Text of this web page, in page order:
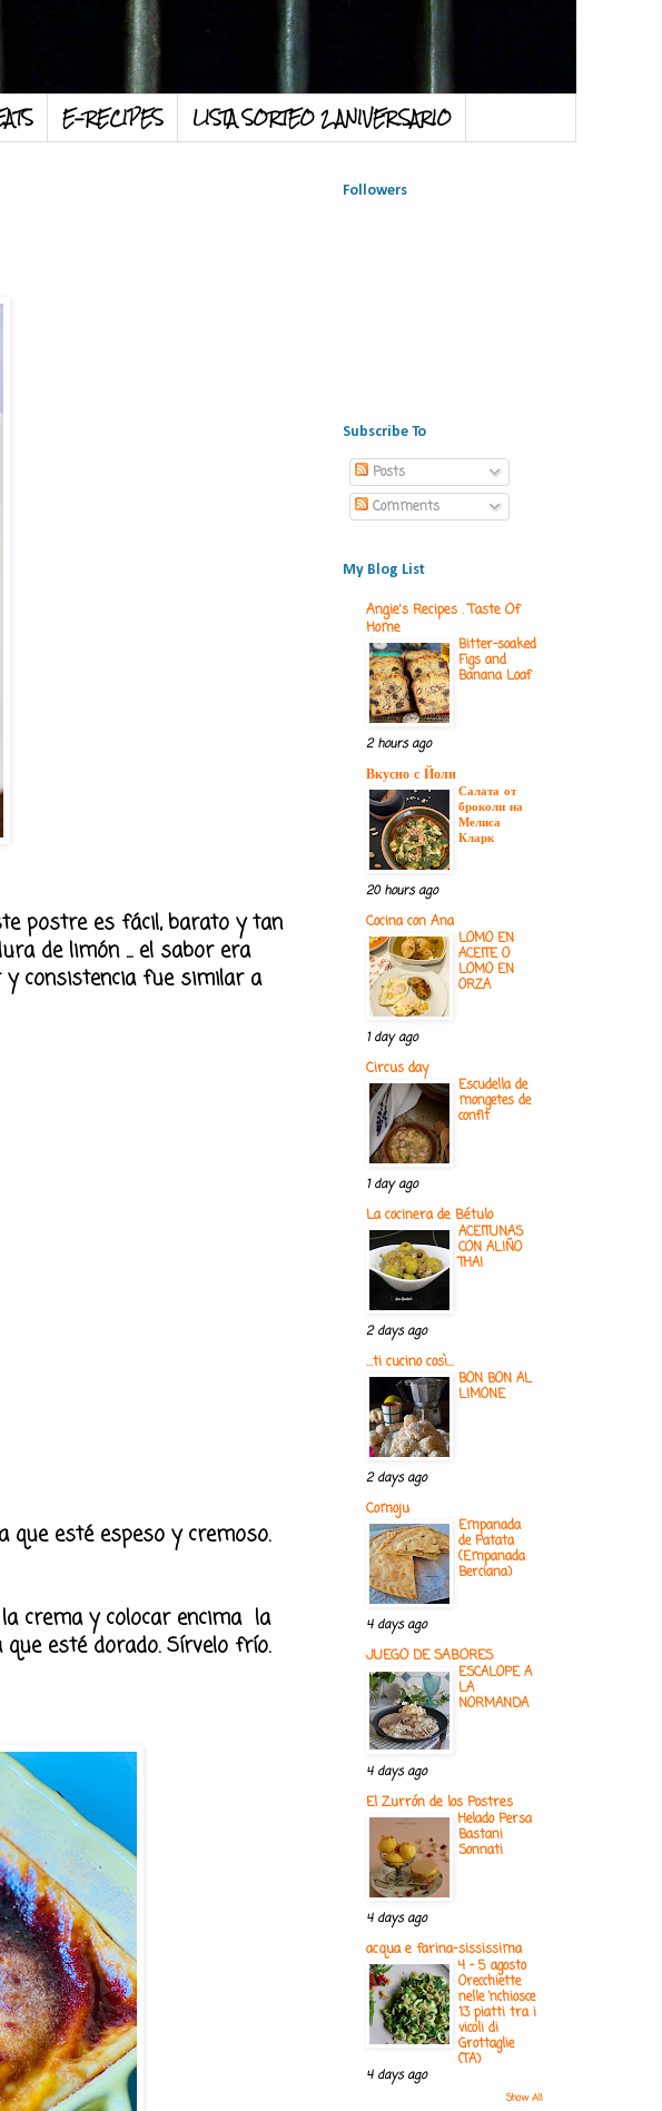
E-RECIPES LISTA SORTEO 2 ANIVERSARIO
postre es fácil, barato y tan
de limón ... el sabor era
y consistencia fue similar a
que esté espeso y cremoso.
crema y colocar encima la
esté dorado. Sírvelo frío.
Followers
Subscribe To
Posts
Comments
My Blog List
Angie's Recipes . Taste Of
Home
Bitter-soaked
Figs and
Banana Loaf
2 hours ago
Вкусно с Йоли
Салата от
броколи на
Мелиса
Кларк
20 hours ago
Cocina con Ana
LOMO EN
ACEITE O
LOMO EN
ORZA
1 day ago
Circus day
Escudella de
mongetes de
confit
1 day ago
La cocinera de Bétulo
ACEITUNAS
CON ALIÑO
THAI
2 days ago
...ti cucino così...
BON BON AL
LIMONE
2 days ago
Comoju
Empanada
de Patata
(Empanada
Berciana)
4 days ago
JUEGO DE SABORES
ESCALOPE A
LA
NORMANDA
4 days ago
El Zurrón de los Postres
Helado Persa
Bastani
Sonnati
4 days ago
acqua e farina-sississima
4 - 5 agosto
Orecchiette
nelle ‘nchiosce
13 piatti tra i
vicoli di
Grottaglie
(TA)
4 days ago
Show All